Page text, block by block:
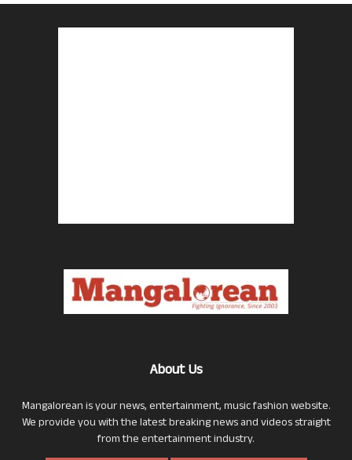
About Us
Mangalorean is your news, entertainment, music fashion website.
We provide you with the latest breaking news and videos straight
from the entertainment industry.